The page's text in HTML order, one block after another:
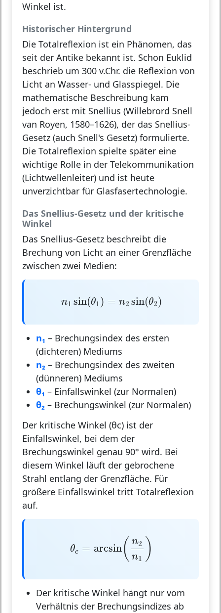
Winkel ist.
Historischer Hintergrund
Die Totalreflexion ist ein Phänomen, das
seit der Antike bekannt ist. Schon Euklid
beschrieb um 300 v.Chr. die Reflexion von
Licht an Wasser- und Glasspiegel. Die
mathematische Beschreibung kam
jedoch erst mit Snellius (Willebrord Snell
van Royen, 1580–1626), der das Snellius-
Gesetz (auch Snell's Gesetz) formulierte.
Die Totalreflexion spielte später eine
wichtige Rolle in der Telekommunikation
(Lichtwellenleiter) und ist heute
unverzichtbar für Glasfasertechnologie.
Das Snellius-Gesetz und der kritische
Winkel
Das Snellius-Gesetz beschreibt die
Brechung von Licht an einer Grenzfläche
zwischen zwei Medien:
n1 sin(θ1) = n2 sin(θ2)
n 1sin(θ 1 n2 sin(θ2 )
n₁ – Brechungsindex des ersten
(dichteren) Mediums
n₂ – Brechungsindex des zweiten
(dünneren) Mediums
θ₁ – Einfallswinkel (zur Normalen)
θ₂ – Brechungswinkel (zur Normalen)
Der kritische Winkel (θc) ist der
Einfallswinkel, bei dem der
Brechungswinkel genau 90° wird. Bei
diesem Winkel läuft der gebrochene
Strahl entlang der Grenzfläche. Für
größere Einfallswinkel tritt Totalreflexion
auf.
θc = arcsin( n2
n1 )
n2n 1)
Der kritische Winkel hängt nur vom
Verhältnis der Brechungsindizes ab